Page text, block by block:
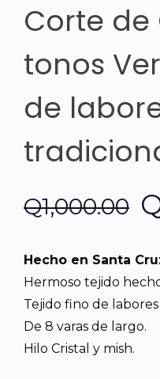
Corte de
tonos
de
Q1,000.00
Hecho en Santa
Hermoso tejido
Tejido fino de
De 8 varas de largo.
Hilo Cristal y mish.